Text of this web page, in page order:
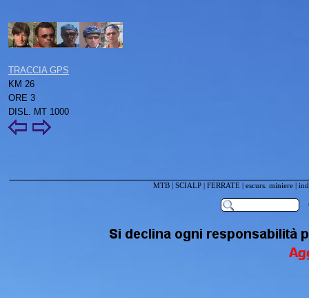
TRACCIA GPS
KM 26
ORE 3
DISL. MT 1000
MTB SCIALP FERRATE escurs. miniere